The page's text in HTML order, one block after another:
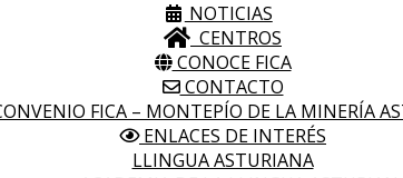
NOTICIAS
CENTROS
CONOCE FICA
CONTACTO
FICA – MONTEPÍO DE LA MINERÍA
ENLACES DE INTERÉS
LLINGUA ASTURIANA